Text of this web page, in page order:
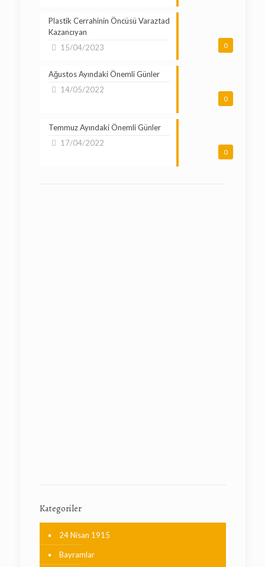
0
Plastik Cerrahinin Öncüsü Varaztad
Kazancıyan
15/04/2023
0
Ağustos Ayındaki Önemli Günler
14/05/2022
0
Temmuz Ayındaki Önemli Günler
17/04/2022
Kategoriler
24 Nisan 1915
Bayramlar